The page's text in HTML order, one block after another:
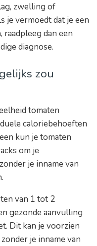
zwelling of
je vermoedt dat je een
dan een
diagnose.
zou
tomaten
caloriebehoeften
kun je tomaten
om je
je inname van
van 1 tot 2
gezonde aanvulling
Dit kan je voorzien
je inname van